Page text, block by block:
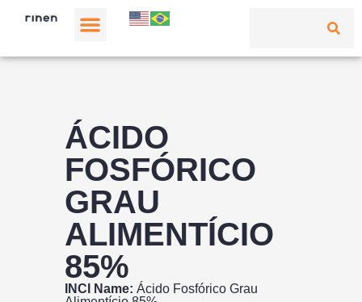
ÁCIDO
FOSFÓRICO
GRAU
ALIMENTÍCIO
85%
INCI Name: Ácido Fosfórico Grau